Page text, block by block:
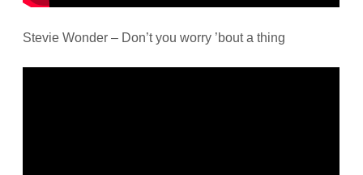
Stevie Wonder – Don’t you worry ’bout a thing